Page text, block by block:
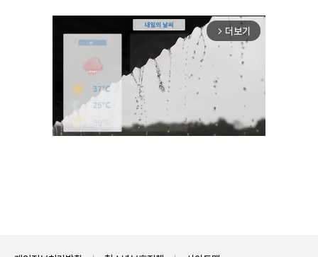
arrow_forward_ios 더보기